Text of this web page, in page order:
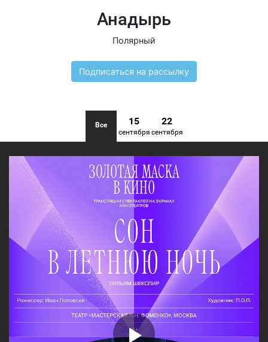
Анадырь
Полярный
Подписаться на рассылку
Все 15
сентября
22
сентября